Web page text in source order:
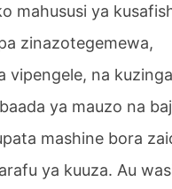
mahususi ya
zinazotegemewa,
vipengele, na
ya mauzo na
mashine bora
ya kuuza. Au